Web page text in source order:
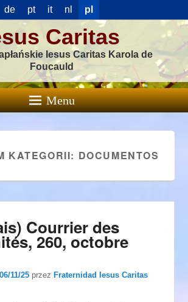
de pt it nl pl
Caritas
Iesus Caritas Karola de
Foucauld
Menu
KATEGORII: DOCUMENTOS
Courrier des
260, octobre
06/11/25 przez Fraternidad Iesus Caritas